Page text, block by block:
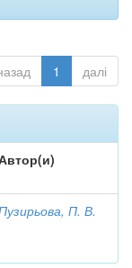
1 далі
П. В.